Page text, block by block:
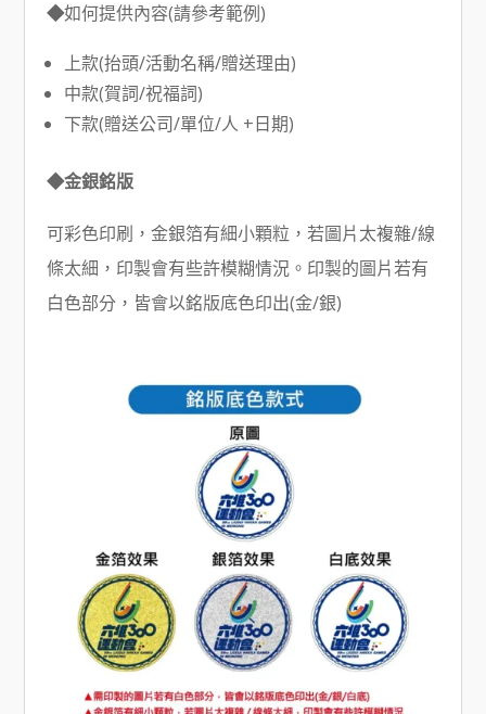
◆如何提供內容(請參考範例)
上款(抬頭/活動名稱/贈送理由)
中款(賀詞/祝福詞)
下款(贈送公司/單位/人 +日期)
◆金銀銘版
可彩色印刷，金銀箔有細小顆粒，若圖片太複雜/線
條太細，印製會有些許模糊情況。印製的圖片若有
白色部分，皆會以銘版底色印出(金/銀)